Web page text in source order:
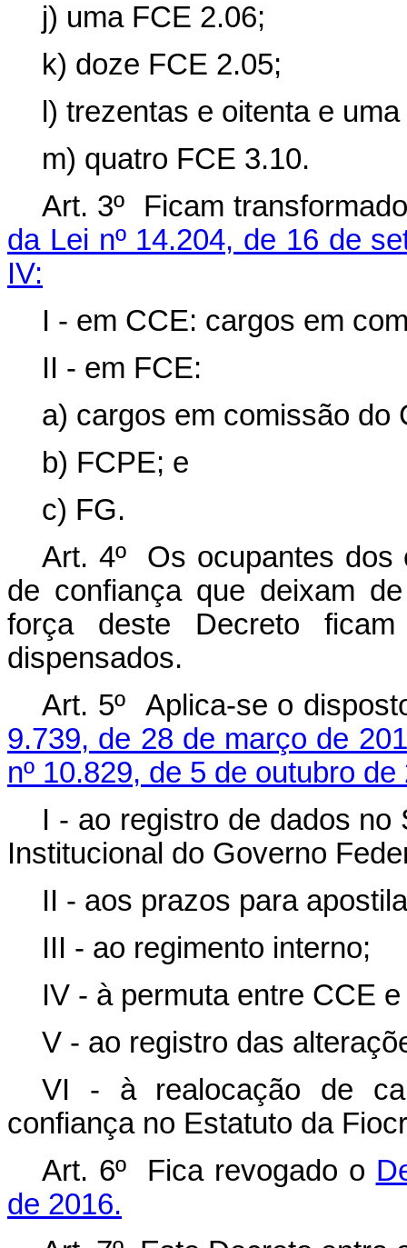
j) uma FCE 2.06;
k) doze FCE 2.05;
l) trezentas e oitenta e
m) quatro FCE 3.10.
Art. 3º Ficam
da Lei nº 14.204, de 16 de
IV:
I - em CCE: cargos em
II - em FCE:
a) cargos em comissão do
b) FCPE; e
c) FG.
Art. 4º Os ocupantes dos
de confiança que deixam
força deste Decreto ficam
dispensados.
Art. 5º Aplica-se o
9.739, de 28 de março de
nº 10.829, de 5 de outubro de
I - ao registro de dados
Institucional do Governo
II - aos prazos para
III - ao regimento interno;
IV - à permuta entre CCE
V - ao registro das
VI - à realocação de
confiança no Estatuto da
Art. 6º Fica revogado o
de 2016.